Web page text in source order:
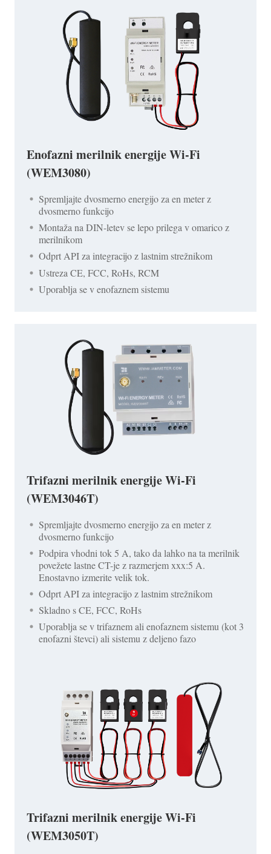
Enofazni merilnik energije Wi-Fi
(WEM3080)
Spremljajte dvosmerno energijo za en meter z
dvosmerno funkcijo
Montaža na DIN-letev se lepo prilega v omarico z
merilnikom
Odprt API za integracijo z lastnim strežnikom
Ustreza CE, FCC, RoHs, RCM
Uporablja se v enofaznem sistemu
Trifazni merilnik energije Wi-Fi
(WEM3046T)
Spremljajte dvosmerno energijo za en meter z
dvosmerno funkcijo
Podpira vhodni tok 5 A, tako da lahko na ta merilnik
povežete lastne CT-je z razmerjem xxx:5 A.
Enostavno izmerite velik tok.
Odprt API za integracijo z lastnim strežnikom
Skladno s CE, FCC, RoHs
Uporablja se v trifaznem ali enofaznem sistemu (kot 3
enofazni števci) ali sistemu z deljeno fazo
Trifazni merilnik energije Wi-Fi
(WEM3050T)